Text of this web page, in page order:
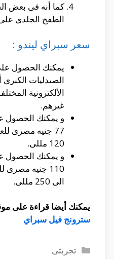
كما أنه فى بعض
الطفح الجلدى
سعر سبراي ليندو :
يمكنك الحصول
الصيدليات
الألكترونية
غيرهم.
و يمكنك الحصول
77 جنيه مصرى
120 مللى.
و يمكنك الحصول
110 جنيه
الى 250 مللى.
يمكنك أيضا قراءة على
سترونج فيل سبراي
التصنيفات
تجربتى